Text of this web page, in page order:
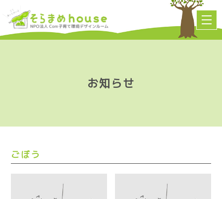
お知らせ
ごぼう